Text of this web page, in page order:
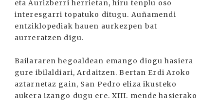
eta Aurizberri herrietan, hiru tenplu oso
interesgarri topatuko ditugu. Auñamendi
entziklopediak hauen aurkezpen bat
aurreratzen digu.
Bailararen hegoaldean emango diogu hasiera
gure ibilaldiari, Ardaitzen. Bertan Erdi Aroko
aztarnetaz gain, San Pedro eliza ikusteko
aukera izango dugu ere. XIII. mende hasierako